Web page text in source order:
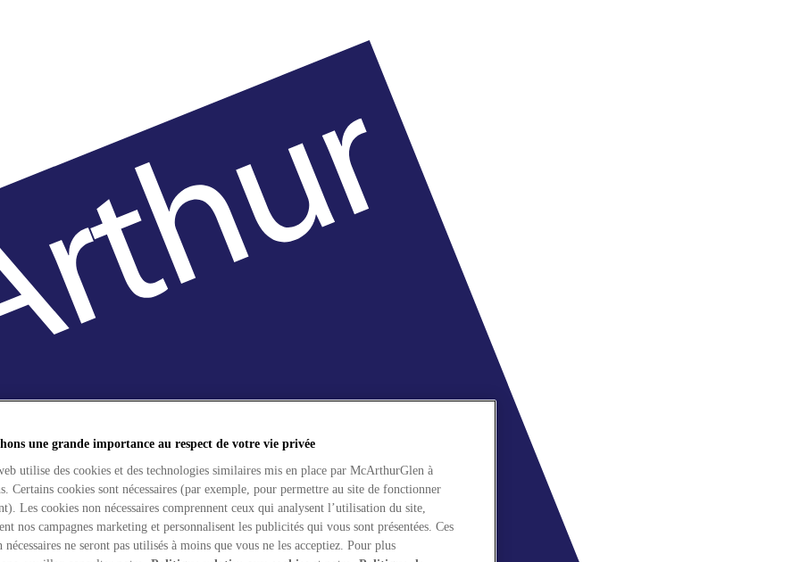
une grande importance au respect de votre vie privée
utilise des cookies et des technologies similaires mis en place par McArthurGlen à
Certains cookies sont nécessaires (par exemple, pour permettre au site de fonctionner
Les cookies non nécessaires comprennent ceux qui analysent l’utilisation du site,
nos campagnes marketing et personnalisent les publicités qui vous sont présentées. Ces
nécessaires ne seront pas utilisés à moins que vous ne les acceptiez. Pour plus